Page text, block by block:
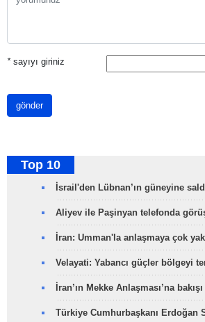
*sayıyı giriniz
gönder
Top 10
İsrail'den Lübnan’ın güneyine
Aliyev ile Paşinyan telefonda
İran: Umman'la anlaşmaya çok
Velayati: Yabancı güçler bölgeyi
İran’ın Mekke Anlaşması’na
Türkiye Cumhurbaşkanı Erdoğan